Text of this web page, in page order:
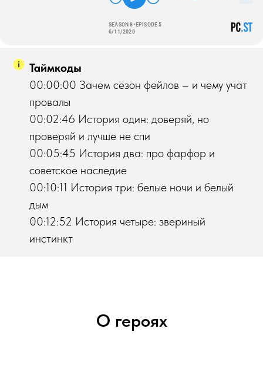
Таймкоды
00:00:00 Зачем сезон фейлов – и чему учат
провалы
00:02:46 История один: доверяй, но
проверяй и лучше не спи
00:05:45 История два: про фарфор и
советское наследие
00:10:11 История три: белые ночи и белый
дым
00:12:52 История четыре: звериный
инстинкт
О героях